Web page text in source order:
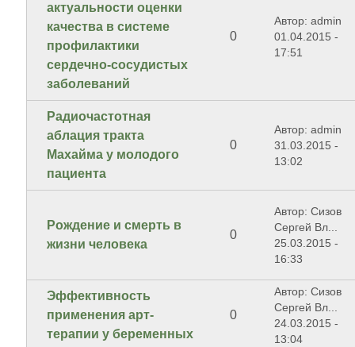
актуальности оценки
качества в системе
профилактики
сердечно-сосудистых
заболеваний
0
Автор: admin
01.04.2015 -
17:51
Радиочастотная
аблация тракта
Махайма у молодого
пациента
0
Автор: admin
31.03.2015 -
13:02
Рождение и смерть в
жизни человека
0
Автор: Сизов
Сергей Вл...
25.03.2015 -
16:33
Эффективность
применения арт-
терапии у беременных
0
Автор: Сизов
Сергей Вл...
24.03.2015 -
13:04